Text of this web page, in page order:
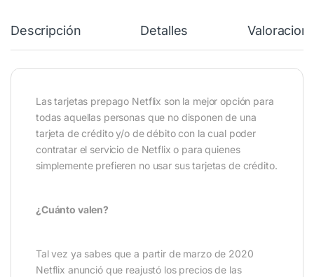
Descripción Detalles
Las tarjetas prepago Netflix son la mejor opción para
todas aquellas personas que no disponen de una
tarjeta de crédito y/o de débito con la cual poder
contratar el servicio de Netflix o para quienes
simplemente prefieren no usar sus tarjetas de crédito.
¿Cuánto valen?
Tal vez ya sabes que a partir de marzo de 2020
Netflix anunció que reajustó los precios de las